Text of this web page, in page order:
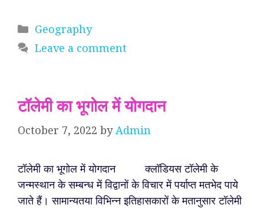
Categories
Geography
Leave a comment
टॉलेमी का भूगोल में योगदान
October 7, 2022 byAdmin
टॉलेमी का भूगोल में योगदान क्लॉडियस टॉलेमी के
जन्मस्थान के सम्बन्ध में विद्वानों के विचार में पर्याप्त मतभेद पाये
जाते हैं। सामान्यतया विभिन्न इतिहासकारों के मतानुसार टॉलेमी